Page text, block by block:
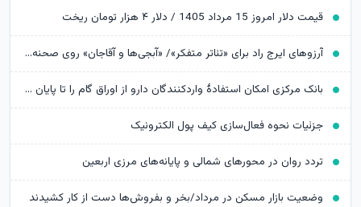
قیمت دلار امروز 15 مرداد 1405 / دلار ۴ هزار تومان ریخت
آرزوهای ایرج راد برای «تئاتر متفکر»/ «آبجی‌ها و آقاجان» روی صحنه می‌رود
بانک مرکزی امکان استفادۀ واردکنندگان دارو از اوراق گام را تا پایان امسال تمدید کرد
جزئیات نحوه فعال‌سازی کیف پول الکترونیک
تردد روان در محورهای شمالی و پایانه‌های مرزی اربعین
وضعیت بازار مسکن در مرداد/بخر و بفروش‌ها دست از کار کشیدند